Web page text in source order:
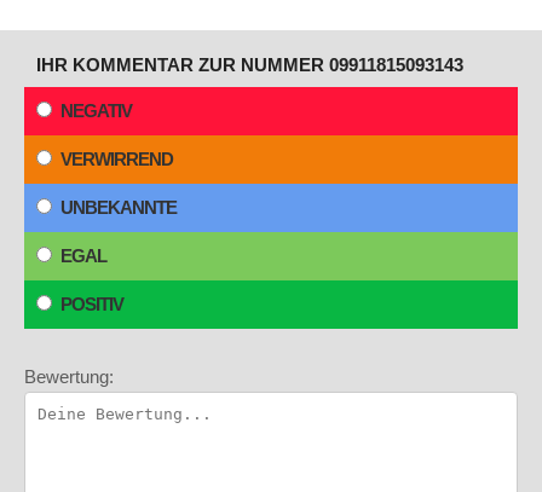
IHR KOMMENTAR ZUR NUMMER 09911815093143
NEGATIV
VERWIRREND
UNBEKANNTE
EGAL
POSITIV
Bewertung: